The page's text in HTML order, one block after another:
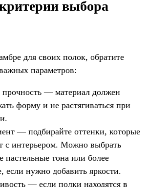
выбора
для своих полок, обратите
параметров:
прочность — материал должен
форму и не растягиваться при
— подбирайте оттенки, которые
с интерьером. Можно выбрать
пастельные тона или более
нужно добавить яркости.
— если полки находятся в